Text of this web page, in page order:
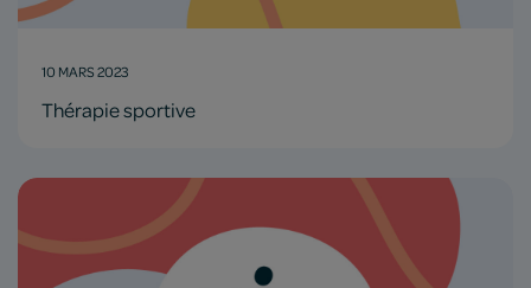
10 MARS 2023
Thérapie sportive